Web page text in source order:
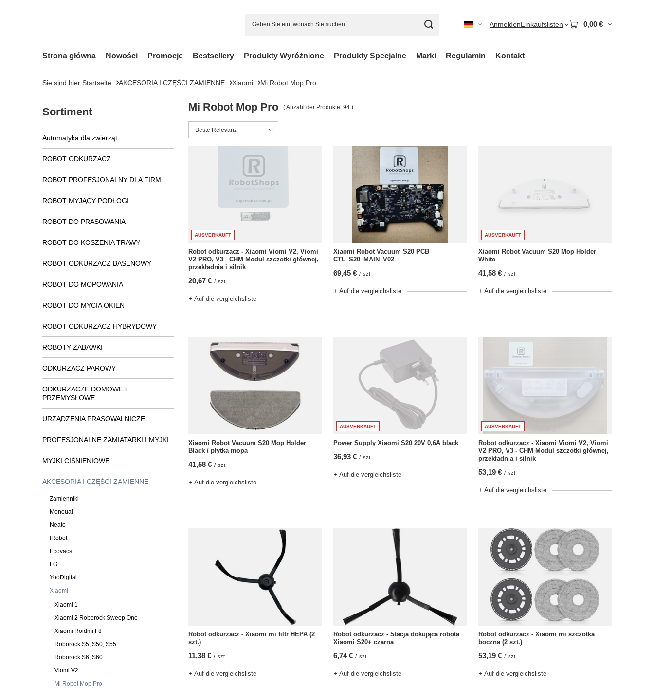
AnmeldenEinkaufslisten 0,00 €
Strona główna Nowości Promocje Bestsellery Produkty Wyróżnione Produkty Specjalne Marki Regulamin Kontakt
Sie sind hier:Startseite AKCESORIA I CZĘŚCI ZAMIENNE Xiaomi Mi Robot Mop Pro
Sortiment
Automatyka dla zwierząt
ROBOT ODKURZACZ
ROBOT PROFESJONALNY DLA FIRM
ROBOT MYJĄCY PODŁOGI
ROBOT DO PRASOWANIA
ROBOT DO KOSZENIA TRAWY
ROBOT ODKURZACZ BASENOWY
ROBOT DO MOPOWANIA
ROBOT DO MYCIA OKIEN
ROBOT ODKURZACZ HYBRYDOWY
ROBOTY ZABAWKI
ODKURZACZ PAROWY
ODKURZACZE DOMOWE i
PRZEMYSŁOWE
URZĄDZENIA PRASOWALNICZE
PROFESJONALNE ZAMIATARKI I MYJKI
MYJKI CIŚNIENIOWE
AKCESORIA I CZĘŚCI ZAMIENNE
Zamienniki
Moneual
Neato
IRobot
Ecovacs
LG
YooDigital
Xiaomi
Xiaomi 1
Xiaomi 2 Roborock Sweep One
Xiaomi Roidmi F8
Roborock S5, S50, S55
Roborock S6, S60
Viomi V2
Mi Robot Mop Pro
Mi Robot Mop Pro ( Anzahl der Produkte: 94 )
Sortierung ändern
Beste Relevanz
AUSVERKAUFT
Robot odkurzacz - Xiaomi Viomi V2, Viomi
V2 PRO, V3 - CHM Modul szczotki głównej,
przekładnia i silnik
20,67 € / szt.
+ Auf die vergleichsliste
Xiaomi Robot Vacuum S20 PCB
CTL_S20_MAIN_V02
69,45 € / szt.
+ Auf die vergleichsliste
AUSVERKAUFT
Xiaomi Robot Vacuum S20 Mop Holder
White
41,58 € / szt.
+ Auf die vergleichsliste
Xiaomi Robot Vacuum S20 Mop Holder
Black / płytka mopa
41,58 € / szt.
+ Auf die vergleichsliste
AUSVERKAUFT
Power Supply Xiaomi S20 20V 0,6A black
36,93 € / szt.
+ Auf die vergleichsliste
AUSVERKAUFT
Robot odkurzacz - Xiaomi Viomi V2, Viomi
V2 PRO, V3 - CHM Modul szczotki głównej,
przekładnia i silnik
53,19 € / szt.
+ Auf die vergleichsliste
Robot odkurzacz - Xiaomi mi filtr HEPA (2
szt.)
11,38 € / szt.
+ Auf die vergleichsliste
Robot odkurzacz - Stacja dokująca robota
Xiaomi S20+ czarna
6,74 € / szt.
+ Auf die vergleichsliste
Robot odkurzacz - Xiaomi mi szczotka
boczna (2 szt.)
53,19 € / szt.
+ Auf die vergleichsliste